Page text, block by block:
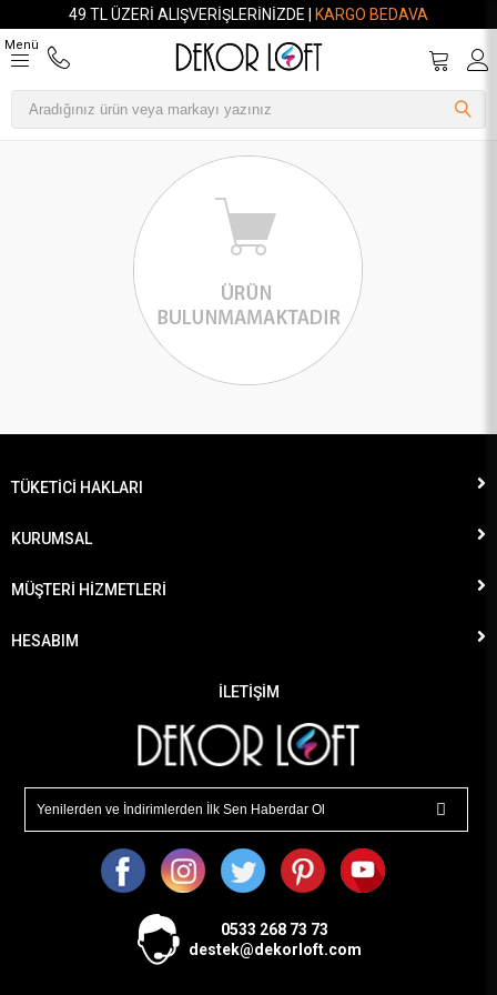
49 TL ÜZERI ALIŞVERIŞLERINIZDE | KARGO BEDAVA
Menü
TÜKETİCİ HAKLARI
KURUMSAL
MÜŞTERİ HİZMETLERİ
HESABIM
İLETİŞİM
0533 268 73 73
destek@dekorloft.com